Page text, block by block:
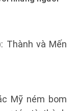
Thành và Mến
Mỹ ném bom